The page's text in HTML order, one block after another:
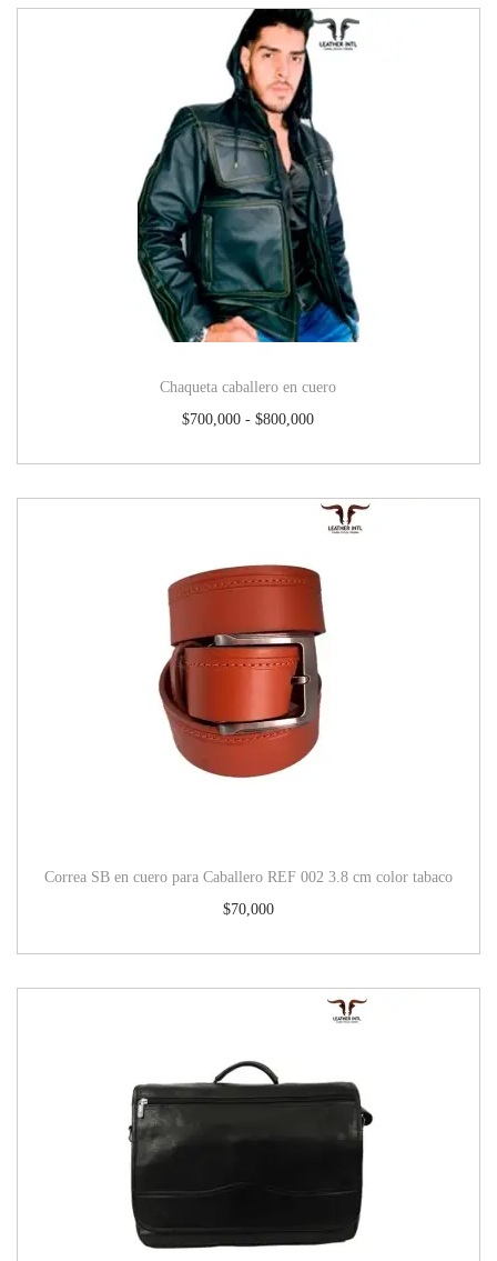
Chaqueta caballero en cuero
$700,000 - $800,000
Correa SB en cuero para Caballero REF 002 3.8 cm color tabaco
$70,000